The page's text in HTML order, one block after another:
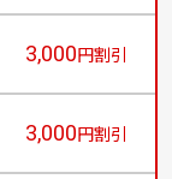
3,000円割引
3,000円割引